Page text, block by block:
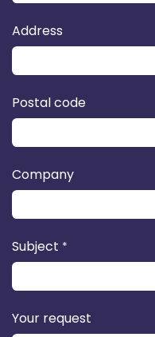
Address
Postal code
Company
Subject *
Your request